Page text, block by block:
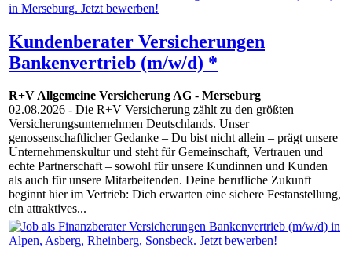
Kundenberater Versicherungen
Bankenvertrieb (m/w/d) *
R+V Allgemeine Versicherung AG - Merseburg
02.08.2026 - Die R+V Versicherung zählt zu den größten
Versicherungsunternehmen Deutschlands. Unser
genossenschaftlicher Gedanke – Du bist nicht allein – prägt unsere
Unternehmenskultur und steht für Gemeinschaft, Vertrauen und
echte Partnerschaft – sowohl für unsere Kundinnen und Kunden
als auch für unsere Mitarbeitenden. Deine berufliche Zukunft
beginnt hier im Vertrieb: Dich erwarten eine sichere Festanstellung,
ein attraktives...